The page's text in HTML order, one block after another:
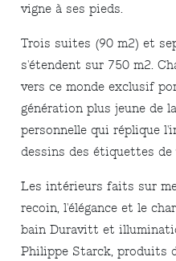
vigne à ses pieds.
Trois suites (90 m2) et
s'étendent sur 750 m2.
vers ce monde exclusif
génération plus jeune de
personnelle qui réplique
dessins des étiquettes de
Les intérieurs faits sur
recoin, l'élégance et le
bain Duravitt et
Philippe Starck, produits